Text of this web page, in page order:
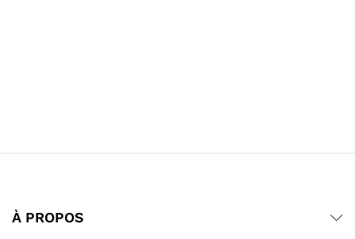
À PROPOS